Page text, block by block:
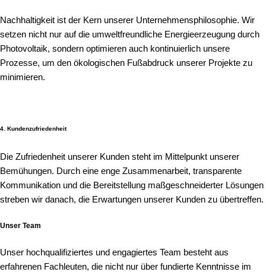
Nachhaltigkeit ist der Kern unserer Unternehmensphilosophie. Wir
setzen nicht nur auf die umweltfreundliche Energieerzeugung durch
Photovoltaik, sondern optimieren auch kontinuierlich unsere
Prozesse, um den ökologischen Fußabdruck unserer Projekte zu
minimieren.
4. Kundenzufriedenheit
Die Zufriedenheit unserer Kunden steht im Mittelpunkt unserer
Bemühungen. Durch eine enge Zusammenarbeit, transparente
Kommunikation und die Bereitstellung maßgeschneiderter Lösungen
streben wir danach, die Erwartungen unserer Kunden zu übertreffen.
Unser Team
Unser hochqualifiziertes und engagiertes Team besteht aus
erfahrenen Fachleuten, die nicht nur über fundierte Kenntnisse im